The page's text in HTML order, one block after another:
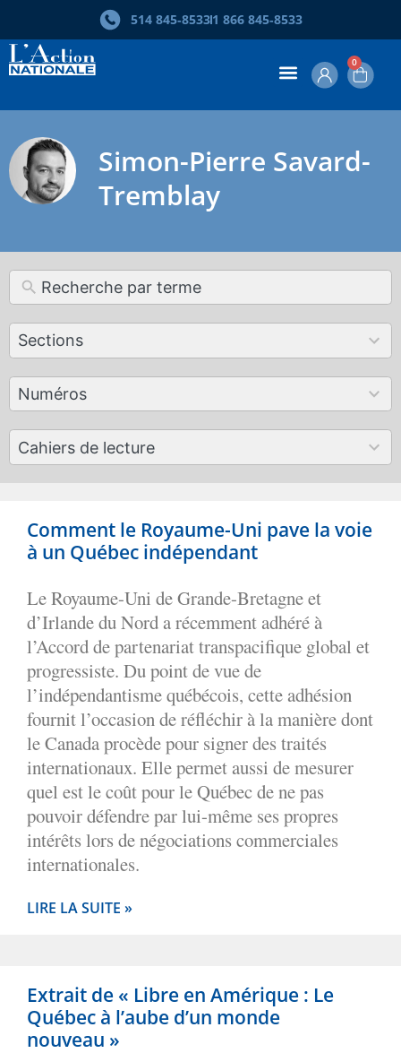
514 845‑85331 866 845‑8533
0
Simon-Pierre Savard-
Tremblay
Sections
12
results
Numéros
179
results
Cahiers de lecture
50
results
Comment le Royaume-Uni pave la voie
à un Québec indépendant
Le Royaume-Uni de Grande-Bretagne et
d’Irlande du Nord a récemment adhéré à
l’Accord de partenariat transpacifique global et
progressiste. Du point de vue de
l’indépendantisme québécois, cette adhésion
fournit l’occasion de réfléchir à la manière dont
le Canada procède pour signer des traités
internationaux. Elle permet aussi de mesurer
quel est le coût pour le Québec de ne pas
pouvoir défendre par lui-même ses propres
intérêts lors de négociations commerciales
internationales.
LIRE LA SUITE »
Extrait de « Libre en Amérique : Le
Québec à l’aube d’un monde
nouveau »